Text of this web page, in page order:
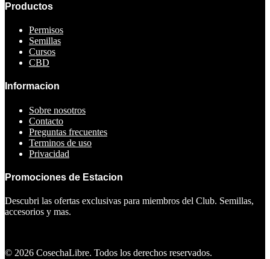
Productos
Permisos
Semillas
Cursos
CBD
Informacion
Sobre nosotros
Contacto
Preguntas frecuentes
Terminos de uso
Privacidad
Promociones de Estacion
Descubri las ofertas exclusivas para miembros del Club. Semillas,
accesorios y mas.
© 2026 CosechaLibre. Todos los derechos reservados.